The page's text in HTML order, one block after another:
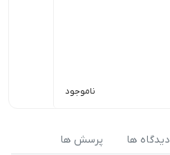
ناموجود
دیدگاه ها پرسش ها